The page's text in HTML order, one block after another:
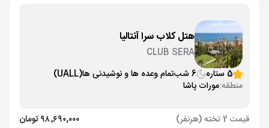
هتل کلاب سرا آنتالیا
CLUB SERA
5 ستاره
6 شب تمام وعده ها و نوشیدنی ها(UALL)
منطقه:مورات پاشا
قیمت 2 تخته (هرنفر)
۹۸٬۶۹۰٬۰۰۰ تومان